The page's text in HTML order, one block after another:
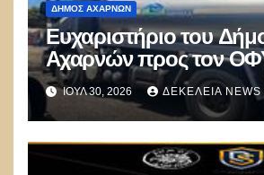
ΔΉΜΟΣ ΑΧΑΡΝΏΝ
Ευχαριστήριο του
Αχαρνών προς τον
για δωρεά οχημάτων
ΙΟΎΛ 30, 2026 ΔΕΚΈΛΕΙΑ NEWS